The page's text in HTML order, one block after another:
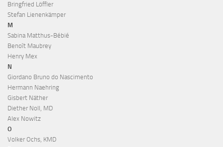
Bringfried Löffler
Stefan Lienenkämper
M
Sabina Matthus-Bébié
Benoît Maubrey
Henry Mex
N
Giordano Bruno do Nascimento
Hermann Naehring
Gisbert Näther
Diether Noll, MD
Alex Nowitz
O
Volker Ochs, KMD